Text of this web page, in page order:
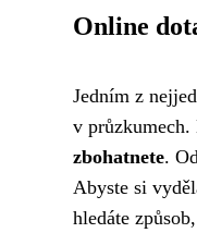
Online
Jedním z
v průzkumech.
zbohatnete.
Abyste si
hledáte